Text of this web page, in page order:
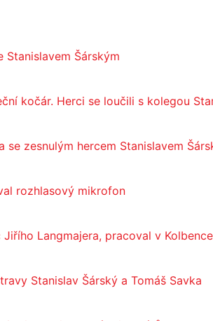
Stanislavem Šárským
kočár. Herci se loučili s kolegou
se zesnulým hercem Stanislavem
rozhlasový mikrofon
Langmajera, pracoval v
Stanislav Šárský a Tomáš Savka